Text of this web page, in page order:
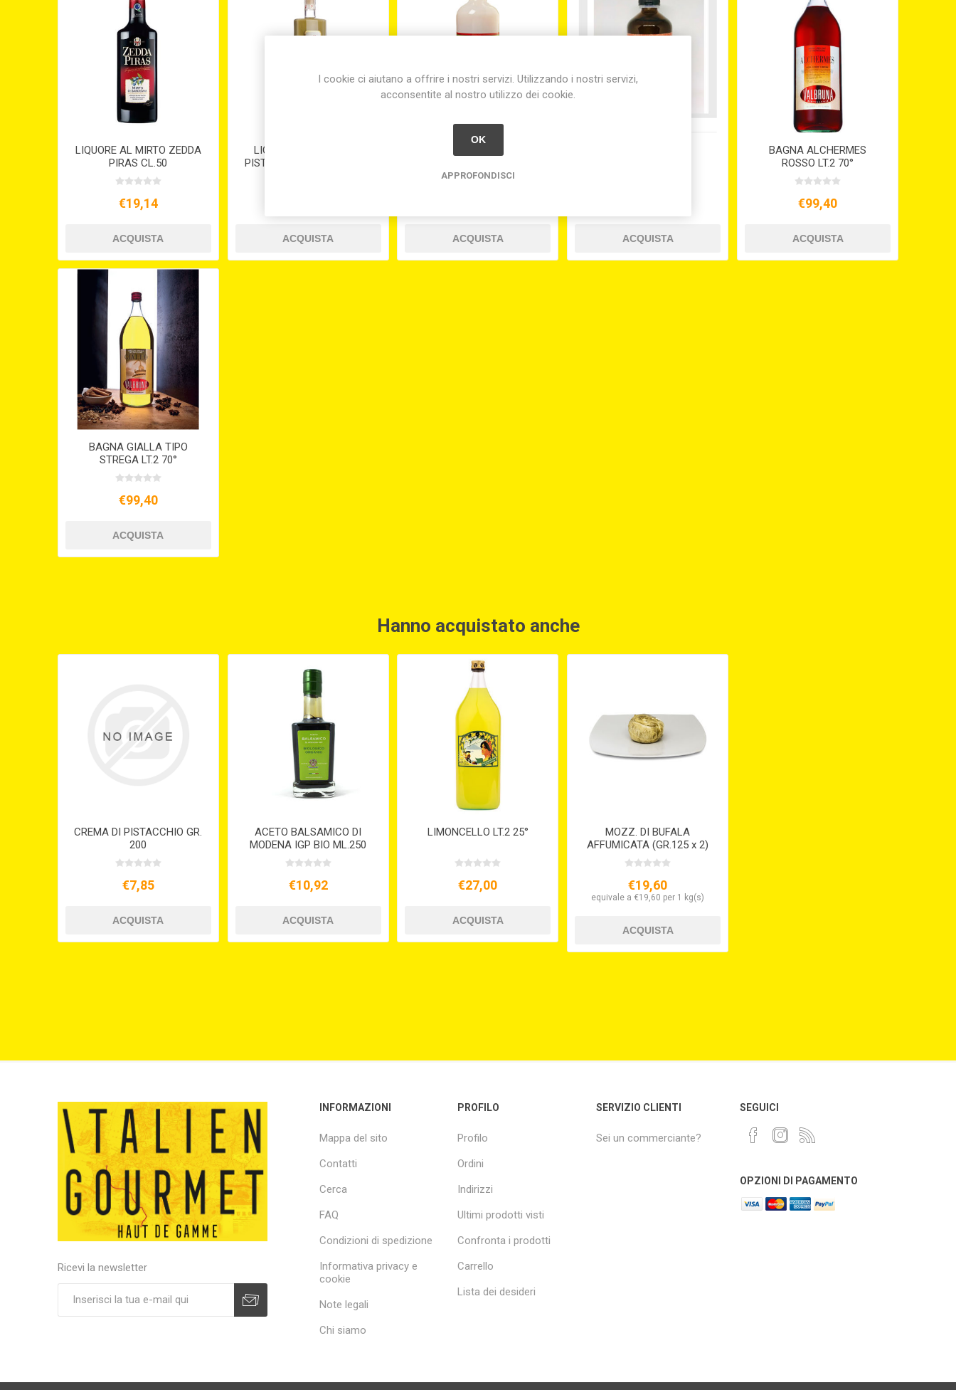
LIQUORE AL MIRTO ZEDDA
PIRAS CL.50
€19,14
LIQUORE CREMOSO AL
PISTACCHIO CL.50 BACCO
BAGNA ALCHERMES
ROSSO LT.2 70°
€99,40
BAGNA GIALLA TIPO
STREGA LT.2 70°
€99,40
Hanno acquistato anche
CREMA DI PISTACCHIO GR.
200
€7,85
ACETO BALSAMICO DI
MODENA IGP BIO ML.250
MALPIGHI 8 ANNI
€10,92
LIMONCELLO LT.2 25°
€27,00
MOZZ. DI BUFALA
AFFUMICATA (GR.125 x 2)
€19,60
equivale a €19,60 per 1 kg(s)
Ricevi la newsletter
INFORMAZIONI
Mappa del sito
Contatti
Cerca
FAQ
Condizioni di spedizione
Informativa privacy e
cookie
Note legali
Chi siamo
PROFILO
Profilo
Ordini
Indirizzi
Ultimi prodotti visti
Confronta i prodotti
Carrello
Lista dei desideri
SERVIZIO CLIENTI
Sei un commerciante?
SEGUICI
OPZIONI DI PAGAMENTO
I cookie ci aiutano a offrire i nostri servizi. Utilizzando i nostri servizi,
acconsentite al nostro utilizzo dei cookie.
OK
APPROFONDISCI